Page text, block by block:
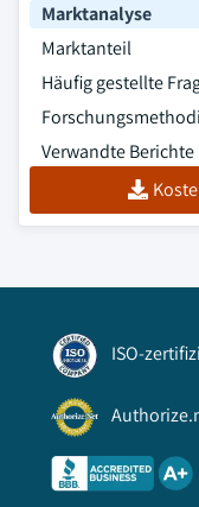
Marktanalyse
Marktanteil
Häufig gestellte
Verwandte Berichte
ISO-